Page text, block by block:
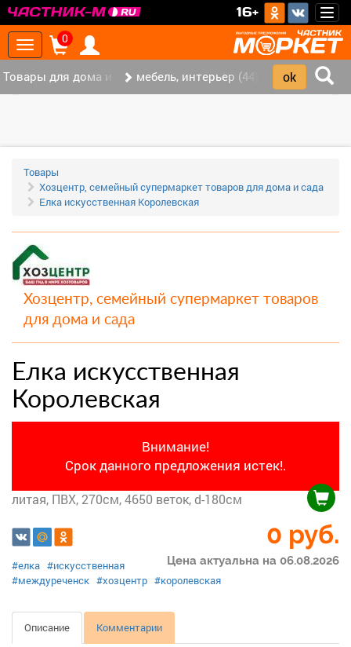
16+
Toggle
navigation
0
Товары для дома и офиса (117)мебель, интерьер (44)
Товары
Хозцентр, семейный супермаркет товаров для дома и сада
Елка искусственная Королевская
Хозцентр, семейный супермаркет товаров
для дома и сада
Елка искусственная
Королевская
Внимание!
Срок данного предложения истек!.
литая, ПВХ, 270см, 4650 веток, d-180см
0 руб.
Цена актуальна на 06.08.2026
#елка #искусственная
#междуреченск #хозцентр #королевская
Описание Комментарии
‹ ›